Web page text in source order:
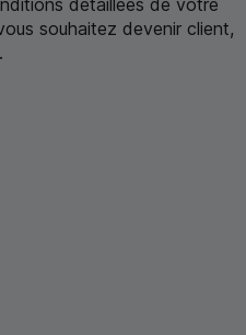
souhaitez devenir client,
.